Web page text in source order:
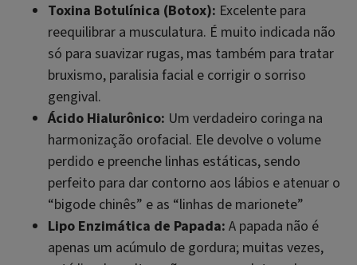
Toxina Botulínica (Botox): Excelente para
reequilibrar a musculatura. É muito indicada não
só para suavizar rugas, mas também para tratar
bruxismo, paralisia facial e corrigir o sorriso
gengival.
Ácido Hialurônico: Um verdadeiro coringa na
harmonização orofacial. Ele devolve o volume
perdido e preenche linhas estáticas, sendo
perfeito para dar contorno aos lábios e atenuar o
“bigode chinês” e as “linhas de marionete”
Lipo Enzimática de Papada: A papada não é
apenas um acúmulo de gordura; muitas vezes,